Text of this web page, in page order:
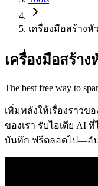
เครื่องมือสร้างหั
เครื่องมือสร้า
The best free way to
เพิ่มพลังให้เรื่องราวข
ของเรา รับไอเดีย AI
บันทึก ฟรีตลอดไป—อัป